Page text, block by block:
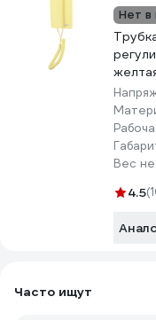
Нет в
Вес
4.5
Часто ищут